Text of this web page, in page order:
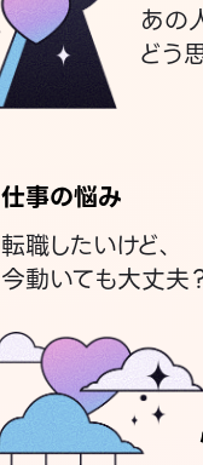
あの
どう
仕事の悩み
転職したいけど、
今動いても大丈夫